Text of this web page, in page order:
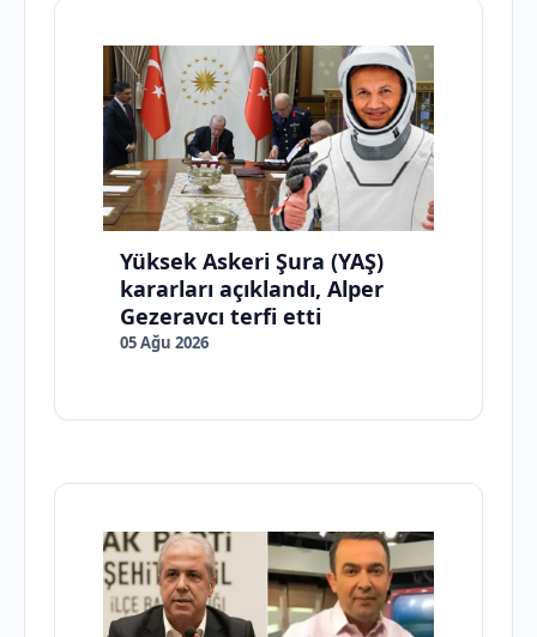
Yüksek Askeri Şura (YAŞ)
kararları açıklandı, Alper
Gezeravcı terfi etti
05 Ağu 2026